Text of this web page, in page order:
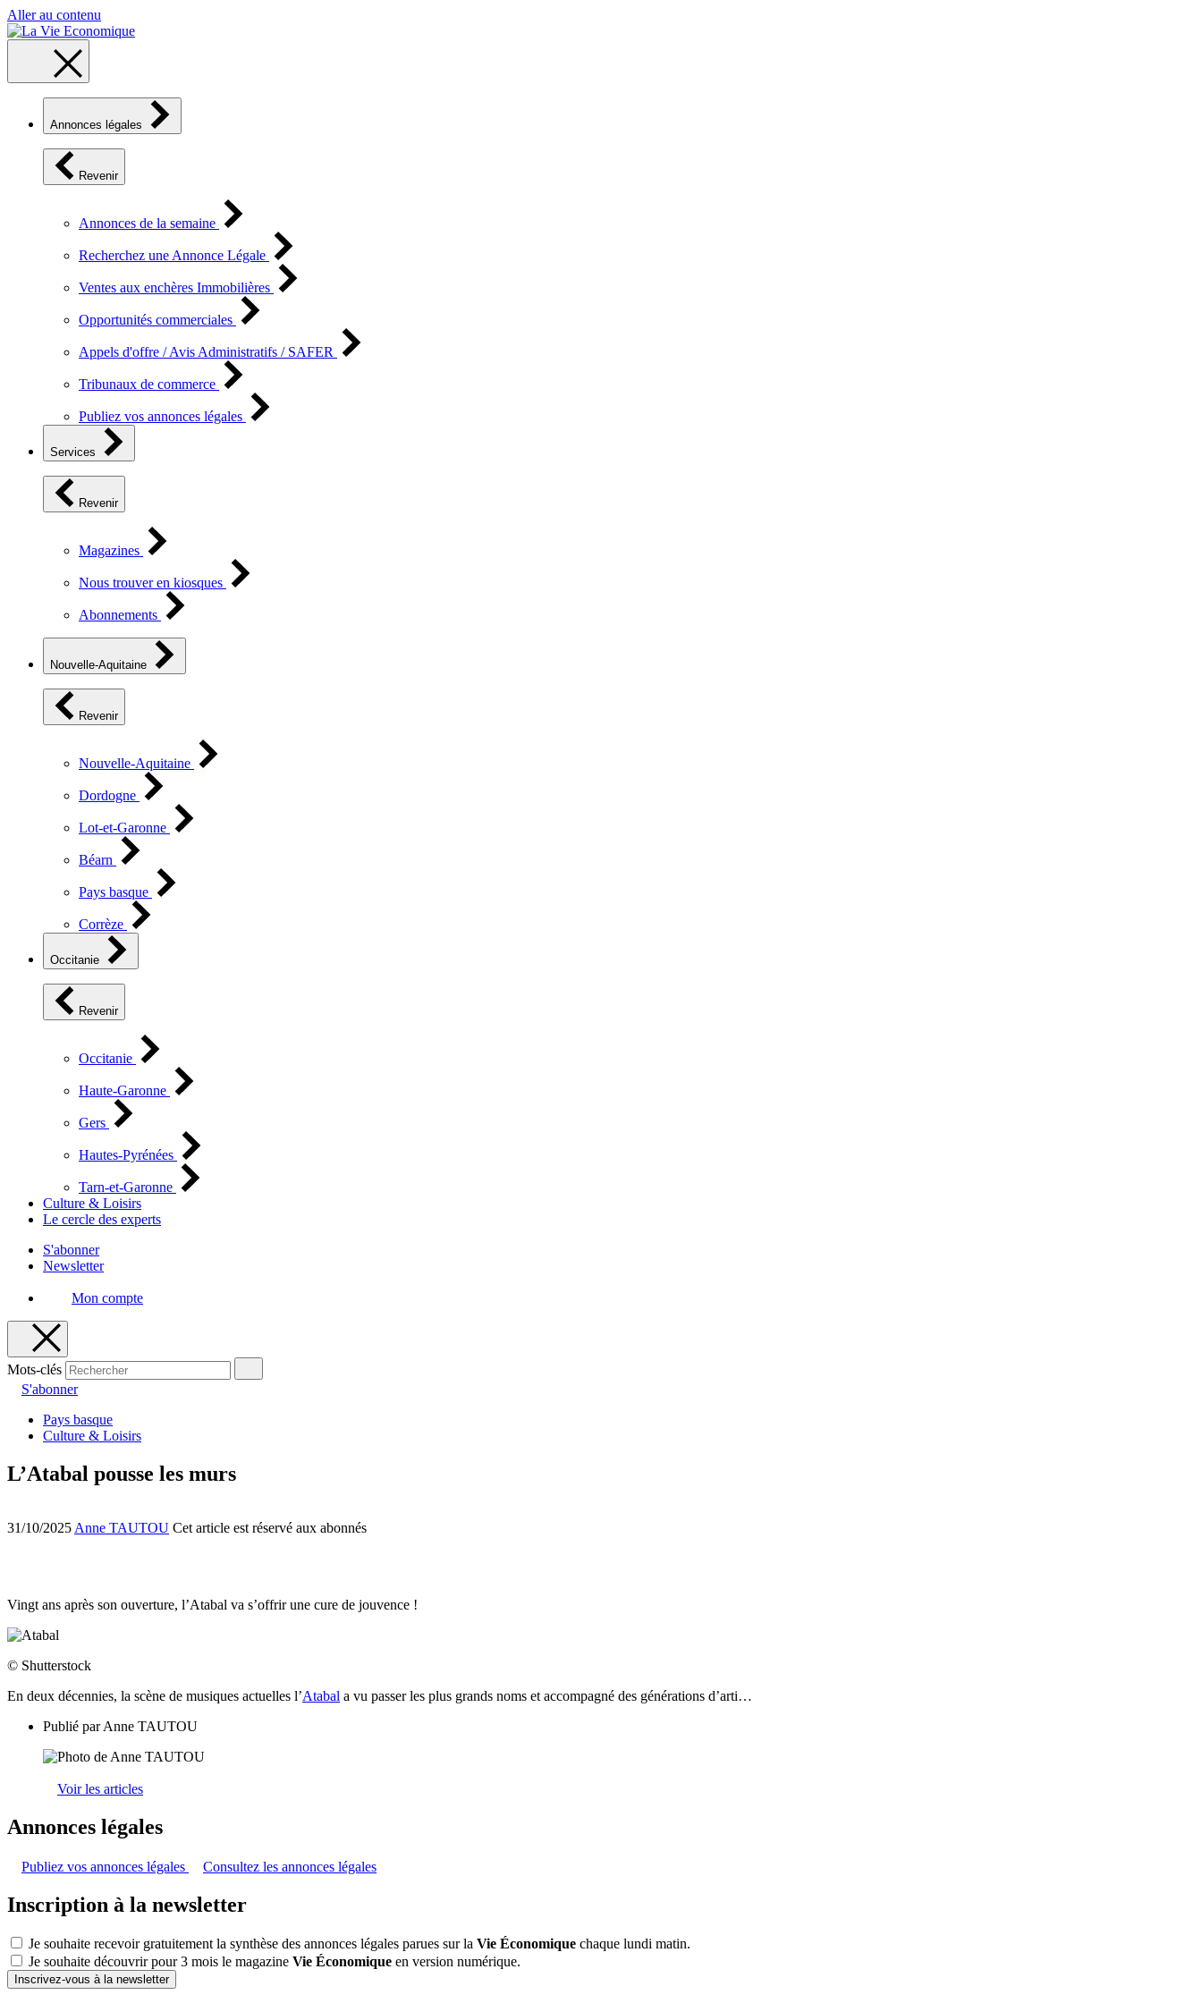
Aller au contenu
Annonces légales
Revenir
Annonces de la semaine
Recherchez une Annonce Légale
Ventes aux enchères Immobilières
Opportunités commerciales
Appels d'offre / Avis Administratifs / SAFER
Tribunaux de commerce
Publiez vos annonces légales
Services
Revenir
Magazines
Nous trouver en kiosques
Abonnements
Nouvelle-Aquitaine
Revenir
Nouvelle-Aquitaine
Dordogne
Lot-et-Garonne
Béarn
Pays basque
Corrèze
Occitanie
Revenir
Occitanie
Haute-Garonne
Gers
Hautes-Pyrénées
Tarn-et-Garonne
Culture & Loisirs
Le cercle des experts
S'abonner
Newsletter
Mon compte
Mots-clés
S'abonner
Pays basque
Culture & Loisirs
L’Atabal pousse les murs
31/10/2025 Anne TAUTOU Cet article est réservé aux abonnés
Vingt ans après son ouverture, l’Atabal va s’offrir une cure de jouvence !
© Shutterstock
En deux décennies, la scène de musiques actuelles l’Atabal a vu passer les plus grands noms et accompagné des générations d’arti…
Publié parAnne TAUTOU
Voir les articles
Annonces légales
Publiez vos annonces légales Consultez les annonces légales
Inscription à la newsletter
Je souhaite recevoir gratuitement la synthèse des annonces légales parues sur la Vie Économique chaque lundi matin.
Je souhaite découvrir pour 3 mois le magazine Vie Économique en version numérique.
Inscrivez-vous à la newsletter